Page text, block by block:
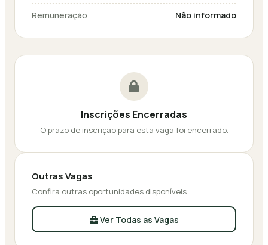
Remuneração Não informado
Inscrições Encerradas
O prazo de inscrição para esta vaga foi encerrado.
Outras Vagas
Confira outras oportunidades disponíveis
Ver Todas as Vagas